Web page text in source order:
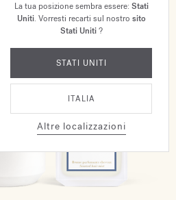
La tua posizione sembra essere: Stati
Uniti. Vorresti recarti sul nostro sito
Stati Uniti?
STATI UNITI
ITALIA
Altre localizzazioni